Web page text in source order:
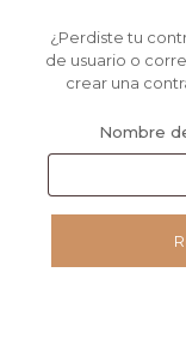
¿Perdiste tu
de usuario o
crear una
Nombre